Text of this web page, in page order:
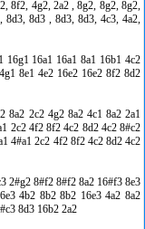
8f2, 4g2, 2a2 , 8g2, 8g2, 8g2,
8d3, 8d3 , 8d3, 8d3, 4c3, 4a2,
16g1 16a1 16a1 8a1 16b1 4c2
8e1 4e2 16e2 16e2 8f2 8d2
8a2 2c2 4g2 8a2 4c1 8a2 2a1
2c2 4f2 8f2 4c2 8d2 4c2 8#c2
4#a1 2c2 4f2 8f2 4c2 8d2 4c2
2#g2 8#f2 8#f2 8a2 16#f3 8e3
4b2 8b2 8b2 16e3 4a2 8a2
8d3 16b2 2a2